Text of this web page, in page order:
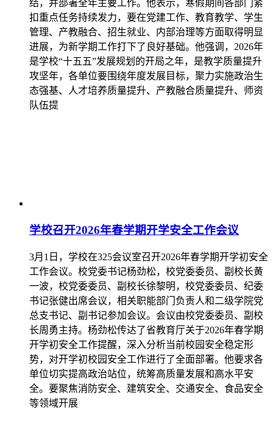
结，并部署全年主要工作。他表示，寒假期间各部门紧
扣重点任务持续发力，要在党建工作、教育教学、学生
管理、产教融合、招生就业、内部治理等方面取得明显
进展，为新学期工作打下了良好基础。他强调，2026年
是学校“十五五”发展规划的开局之年，是教学质量提升
攻坚年，各单位要围绕年度发展目标，聚力实施政治生
态强基、人才培养质量提升、产教融合质量提升、师资
队伍提
学校召开2026年春学期开学安全工作会议
3月1日，学校在325会议室召开2026年春学期开学初安全
工作会议。校党委书记杨劲松，校党委委员、副校长黄
一波，校党委委员、副校长徐黎明，校党委委员、纪委
书记张健出席会议，相关职能部门负责人和二级学院党
总支书记、副书记参加会议。会议由校党委委员、副校
长周勇主持。杨劲松传达了省教育厅关于2026年春学期
开学初安全工作提醒，深入分析当前校园安全稳定形
势，对开学初校园安全工作进行了全面部署。他要求各
单位切实提高政治站位，统筹高质量发展和高水平安
全。要聚焦消防安全、建筑安全、交通安全、食品安全
等领域开展